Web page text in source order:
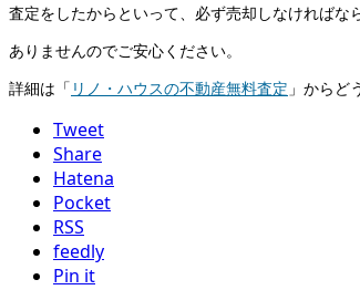
査定をしたからといって、必ず売却しなければな
ありませんのでご安心ください。
詳細は「 リノ・ハウスの不動産無料査定 」からど
Tweet
Share
Hatena
Pocket
RSS
feedly
Pin it